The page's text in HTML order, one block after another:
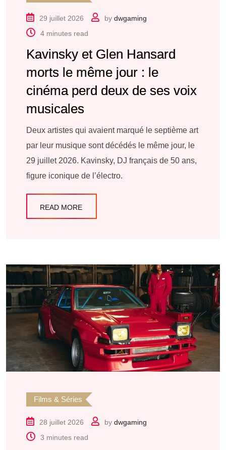
29 juillet 2026 by dwgaming
4 minutes read
Kavinsky et Glen Hansard
morts le même jour : le
cinéma perd deux de ses voix
musicales
Deux artistes qui avaient marqué le septième art
par leur musique sont décédés le même jour, le
29 juillet 2026. Kavinsky, DJ français de 50 ans,
figure iconique de l’électro.
READ MORE
Films & Séries
28 juillet 2026 by dwgaming
3 minutes read